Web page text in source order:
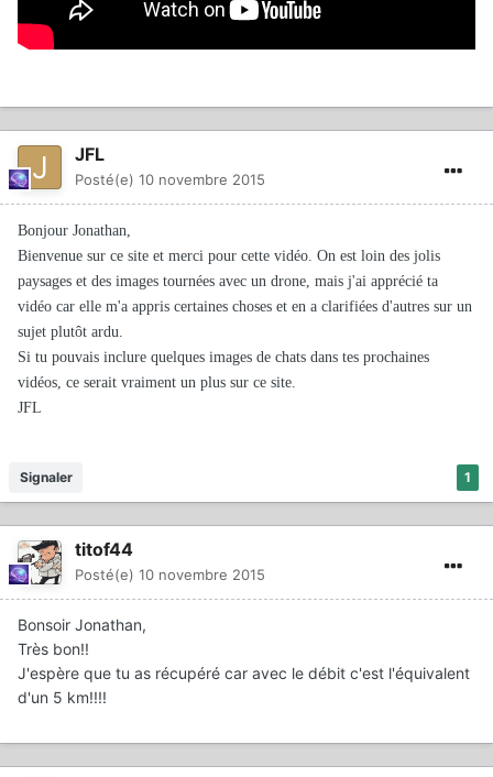
JFL
Posté(e) 10 novembre 2015
Bonjour Jonathan,
Bienvenue sur ce site et merci pour cette vidéo. On est loin des jolis
paysages et des images tournées avec un drone, mais j'ai apprécié ta
vidéo car elle m'a appris certaines choses et en a clarifiées d'autres sur un
sujet plutôt ardu.
Si tu pouvais inclure quelques images de chats dans tes prochaines
vidéos, ce serait vraiment un plus sur ce site.
JFL
1
Signaler
titof44
Posté(e) 10 novembre 2015
Bonsoir Jonathan,
Très bon!!
J'espère que tu as récupéré car avec le débit c'est l'équivalent
d'un 5 km!!!!